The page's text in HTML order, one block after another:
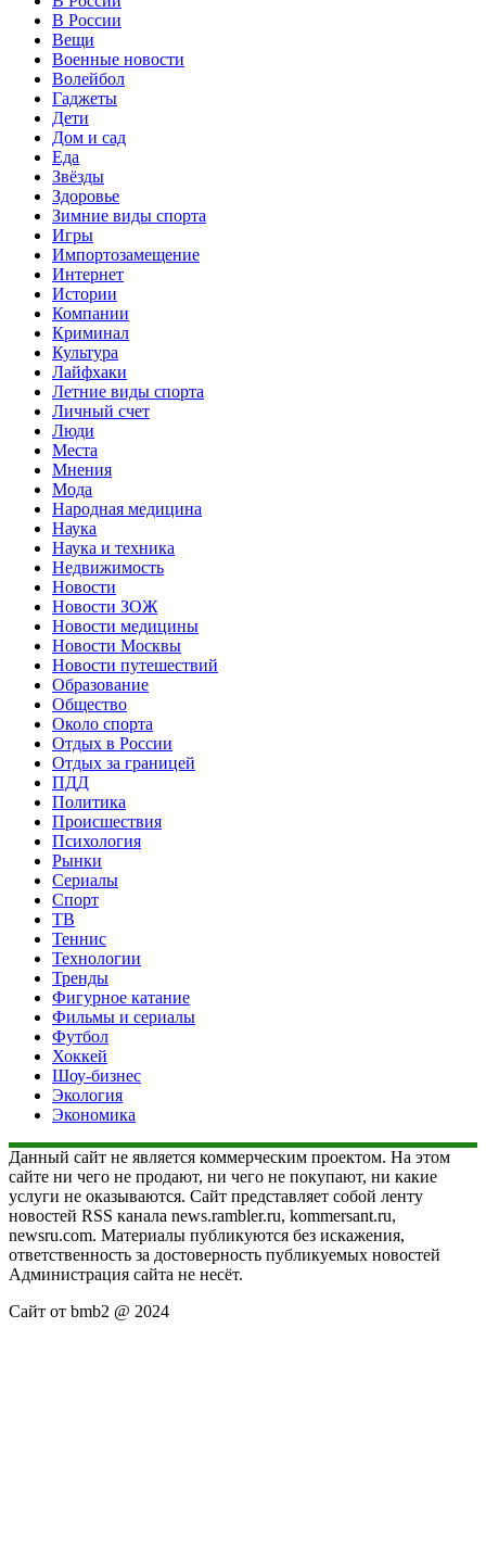
В России
Вещи
Военные новости
Волейбол
Гаджеты
Дети
Дом и сад
Еда
Звёзды
Здоровье
Зимние виды спорта
Игры
Импортозамещение
Интернет
Истории
Компании
Криминал
Культура
Лайфхаки
Летние виды спорта
Личный счет
Люди
Места
Мнения
Мода
Народная медицина
Наука
Наука и техника
Недвижимость
Новости
Новости ЗОЖ
Новости медицины
Новости Москвы
Новости путешествий
Образование
Общество
Около спорта
Отдых в России
Отдых за границей
ПДД
Политика
Происшествия
Психология
Рынки
Сериалы
Спорт
ТВ
Теннис
Технологии
Тренды
Фигурное катание
Фильмы и сериалы
Футбол
Хоккей
Шоу-бизнес
Экология
Экономика
Данный сайт не является коммерческим проектом. На этом
сайте ни чего не продают, ни чего не покупают, ни какие
услуги не оказываются. Сайт представляет собой ленту
новостей RSS канала news.rambler.ru, kommersant.ru,
newsru.com. Материалы публикуются без искажения,
ответственность за достоверность публикуемых новостей
Администрация сайта не несёт.
Сайт от bmb2 @ 2024